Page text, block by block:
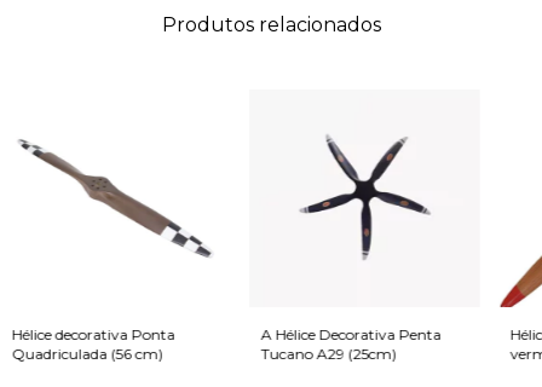
Produtos relacionados
Hélice decorativa Ponta
Quadriculada (56 cm)
A Hélice Decorativa Penta
Tucano A29 (25cm)